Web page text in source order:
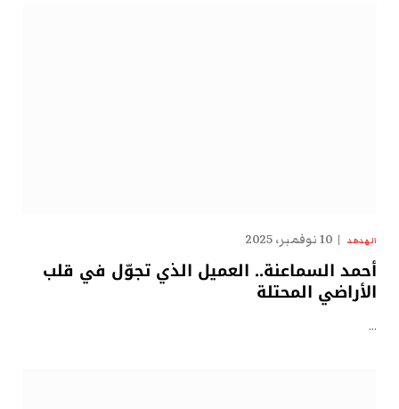
الهدهد 10 نوفمبر، 2025
أحمد السماعنة.. العميل الذي تجوّل في قلب
الأراضي المحتلة
…